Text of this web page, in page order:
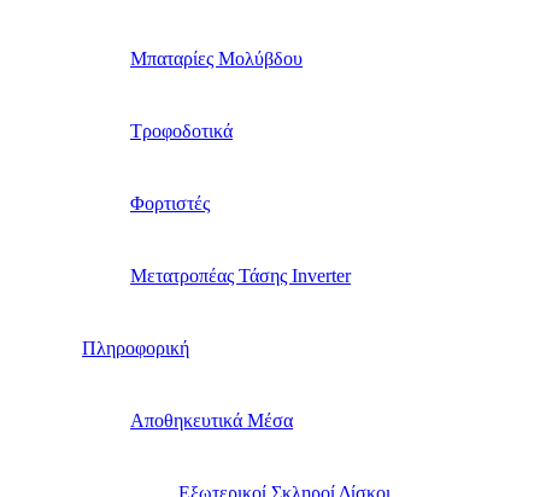
Μπαταρίες Μολύβδου
Τροφοδοτικά
Φορτιστές
Μετατροπέας Τάσης Inverter
Πληροφορική
Αποθηκευτικά Μέσα
Εξωτερικοί Σκληροί Δίσκοι